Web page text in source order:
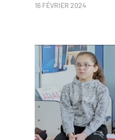
16 FÉVRIER 2024